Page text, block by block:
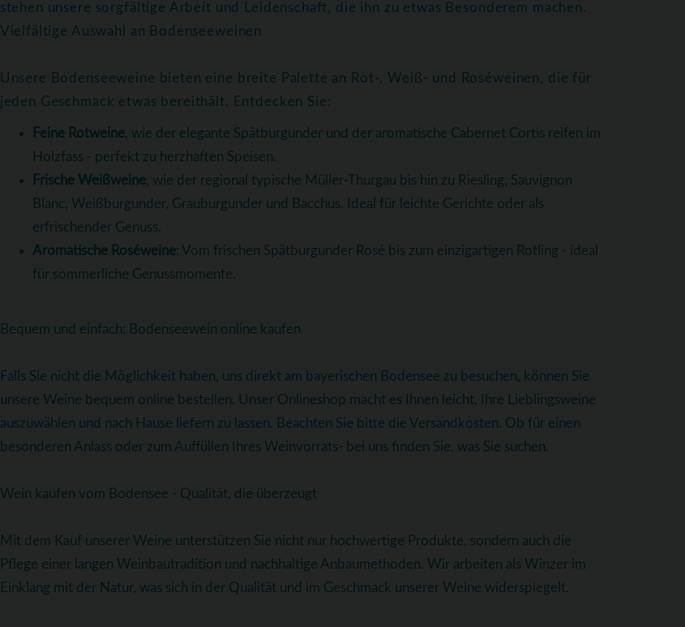
stehen unsere sorgfältige Arbeit und Leidenschaft, die ihn zu etwas Besonderem machen.
Vielfältige Auswahl an Bodenseeweinen
Unsere Bodenseeweine bieten eine breite Palette an Rot-, Weiß- und Roséweinen, die für
jeden Geschmack etwas bereithält. Entdecken Sie:
Feine Rotweine, wie der elegante Spätburgunder und der aromatische Cabernet Cortis reifen im
Holzfass - perfekt zu herzhaften Speisen.
Frische Weißweine, wie der regional typische Müller-Thurgau bis hin zu Riesling, Sauvignon
Blanc, Weißburgunder, Grauburgunder und Bacchus. Ideal für leichte Gerichte oder als
erfrischender Genuss.
Aromatische Roséweine: Vom frischen Spätburgunder Rosé bis zum einzigartigen Rotling - ideal
für sommerliche Genussmomente.
Bequem und einfach: Bodenseewein online kaufen
Falls Sie nicht die Möglichkeit haben, uns direkt am bayerischen Bodensee zu besuchen, können Sie
unsere Weine bequem online bestellen. Unser Onlineshop macht es Ihnen leicht, Ihre Lieblingsweine
auszuwählen und nach Hause liefern zu lassen. Beachten Sie bitte die Versandkosten. Ob für einen
besonderen Anlass oder zum Auffüllen Ihres Weinvorrats- bei uns finden Sie, was Sie suchen.
Wein kaufen vom Bodensee - Qualität, die überzeugt
Mit dem Kauf unserer Weine unterstützen Sie nicht nur hochwertige Produkte, sondern auch die
Pflege einer langen Weinbautradition und nachhaltige Anbaumethoden. Wir arbeiten als Winzer im
Einklang mit der Natur, was sich in der Qualität und im Geschmack unserer Weine widerspiegelt.